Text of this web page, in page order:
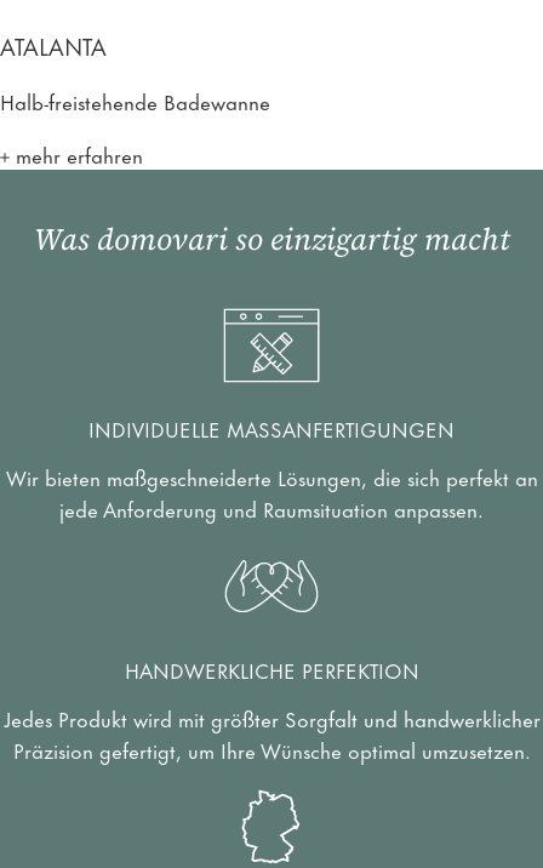
ATALANTA
Halb-freistehende Badewanne
mehr erfahren
Was domovari so einzigartig macht
INDIVIDUELLE MASSANFERTIGUNGEN
Wir bieten maßgeschneiderte Lösungen, die sich perfekt an
jede Anforderung und Raumsituation anpassen.
HANDWERKLICHE PERFEKTION
Jedes Produkt wird mit größter Sorgfalt und handwerklicher
Präzision gefertigt, um Ihre Wünsche optimal umzusetzen.